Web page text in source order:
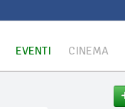
EVENTI CINEMA